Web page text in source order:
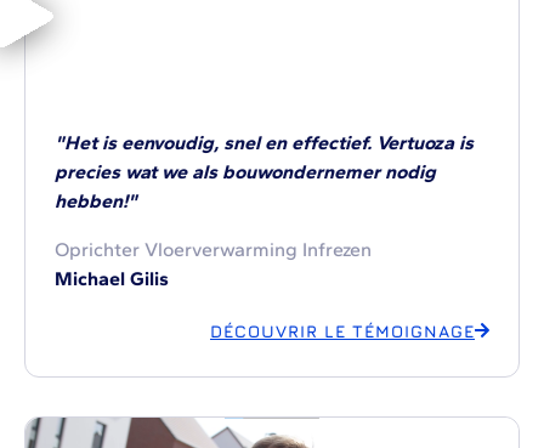
"Het is eenvoudig, snel en effectief. Vertuoza is
precies wat we als bouwondernemer nodig
hebben!"
Oprichter Vloerverwarming Infrezen
Michael Gilis
DÉCOUVRIR LE TÉMOIGNAGE